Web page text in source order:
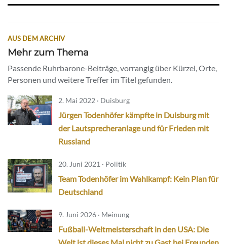
AUS DEM ARCHIV
Mehr zum Thema
Passende Ruhrbarone-Beiträge, vorrangig über Kürzel, Orte,
Personen und weitere Treffer im Titel gefunden.
2. Mai 2022 · Duisburg
Jürgen Todenhöfer kämpfte in Duisburg mit
der Lautsprecheranlage und für Frieden mit
Russland
20. Juni 2021 · Politik
Team Todenhöfer im Wahlkampf: Kein Plan für
Deutschland
9. Juni 2026 · Meinung
Fußball-Weltmeisterschaft in den USA: Die
Welt ist dieses Mal nicht zu Gast bei Freunden